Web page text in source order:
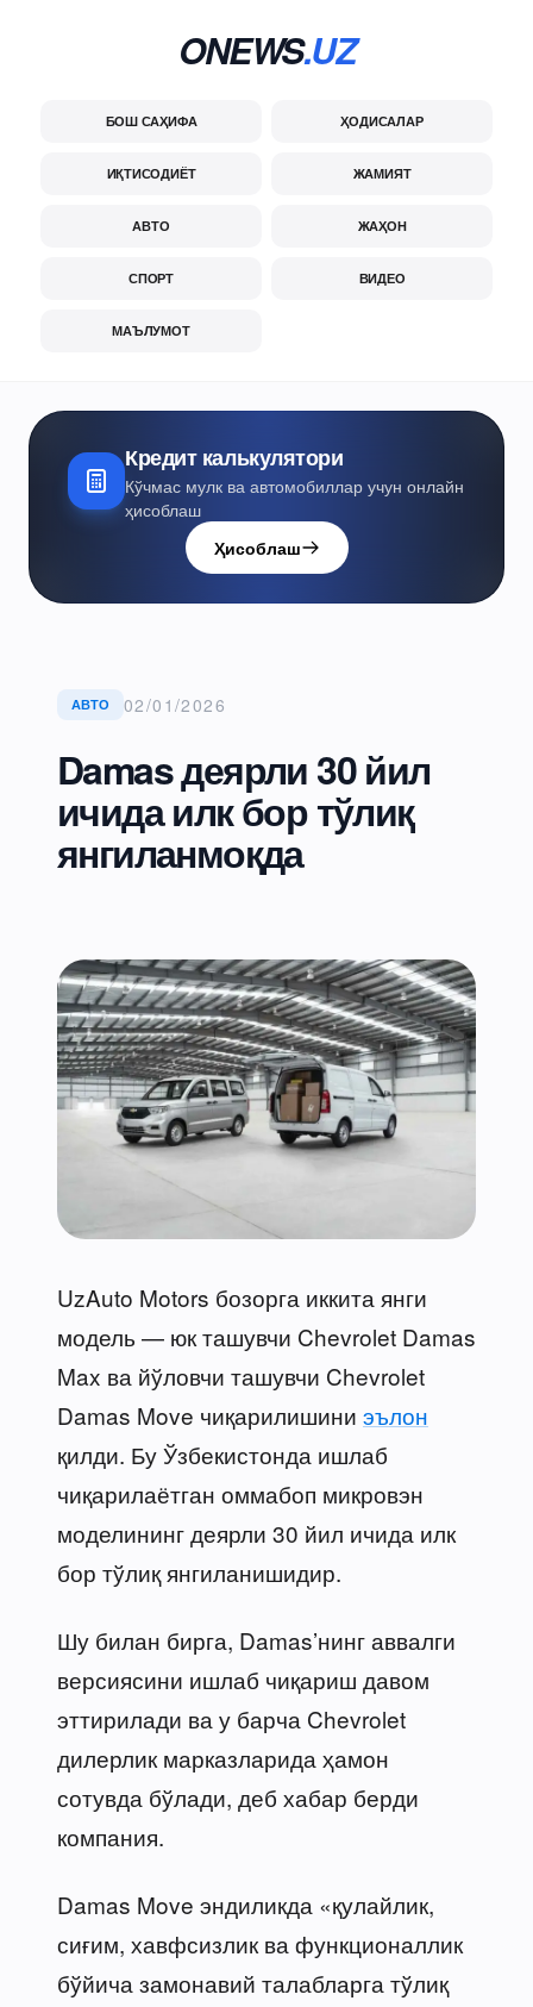
ONEWS.UZ
БОШ САҲИФА ҲОДИСАЛАР
ИҚТИСОДИЁТ ЖАМИЯТ
АВТО ЖАҲОН
СПОРТ ВИДЕО
МАЪЛУМОТ
Кредит калькулятори
Кўчмас мулк ва автомобиллар учун онлайн
ҳисоблаш
Ҳисоблаш
АВТО 02/01/2026
Damas деярли 30 йил
ичида илк бор тўлиқ
янгиланмоқда
UzAuto Motors бозорга иккита янги
модель — юк ташувчи Chevrolet Damas
Max ва йўловчи ташувчи Chevrolet
Damas Move чиқарилишини эълон
қилди. Бу Ўзбекистонда ишлаб
чиқарилаётган оммабоп микровэн
моделининг деярли 30 йил ичида илк
бор тўлиқ янгиланишидир.
Шу билан бирга, Damas’нинг аввалги
версиясини ишлаб чиқариш давом
эттирилади ва у барча Chevrolet
дилерлик марказларида ҳамон
сотувда бўлади, деб хабар берди
компания.
Damas Move эндиликда «қулайлик,
сиғим, хавфсизлик ва функционаллик
бўйича замонавий талабларга тўлиқ